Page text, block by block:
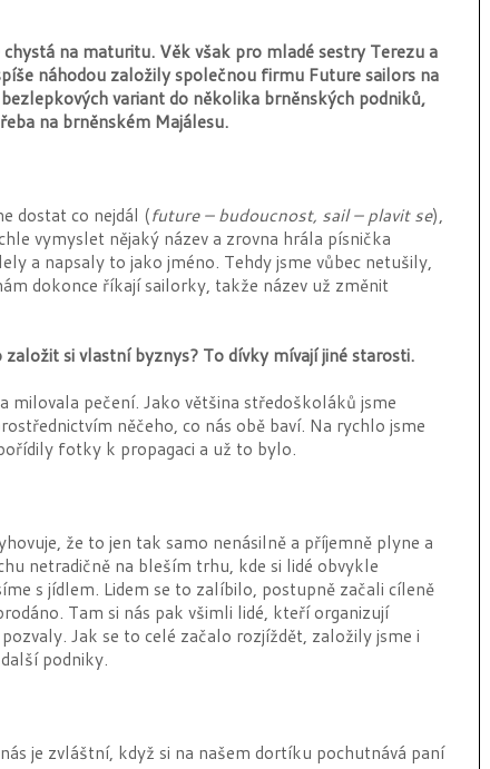
na maturitu. Věk však pro mladé sestry Terezu a
náhodou založily společnou firmu Future sailors na
variant do několika brněnských podniků,
na brněnském Majálesu.
dostat co nejdál (future – budoucnost, sail – plavit se),
vymyslet nějaký název a zrovna hrála písnička
a napsaly to jako jméno. Tehdy jsme vůbec netušily,
dokonce říkají sailorky, takže název už změnit
si vlastní byznys? To dívky mívají jiné starosti.
milovala pečení. Jako většina středoškoláků jsme
něčeho, co nás obě baví. Na rychlo jsme
fotky k propagaci a už to bylo.
že to jen tak samo nenásilně a příjemně plyne a
netradičně na bleším trhu, kde si lidé obvykle
s jídlem. Lidem se to zalíbilo, postupně začali cíleně
Tam si nás pak všimli lidé, kteří organizují
Jak se to celé začalo rozjíždět, založily jsme i
podniky.
je zvláštní, když si na našem dortíku pochutnává paní